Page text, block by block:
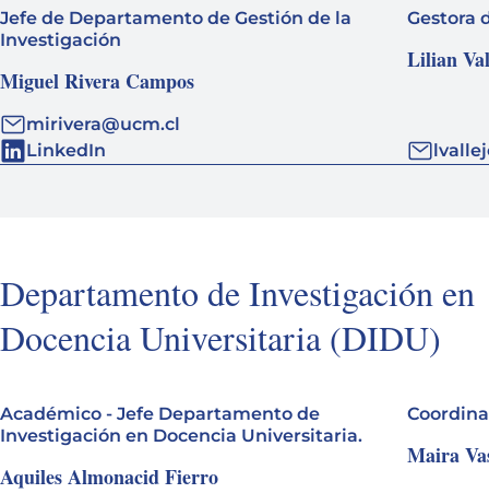
Jefe de Departamento de Gestión de la
Investigación
Miguel Rivera Campos
mirivera@ucm.cl
LinkedIn
Gestora
Lilian
Departamento de Investigación en
Docencia Universitaria (DIDU)
Académico - Jefe Departamento de
Investigación en Docencia Universitaria.
Aquiles Almonacid Fierro
Maira